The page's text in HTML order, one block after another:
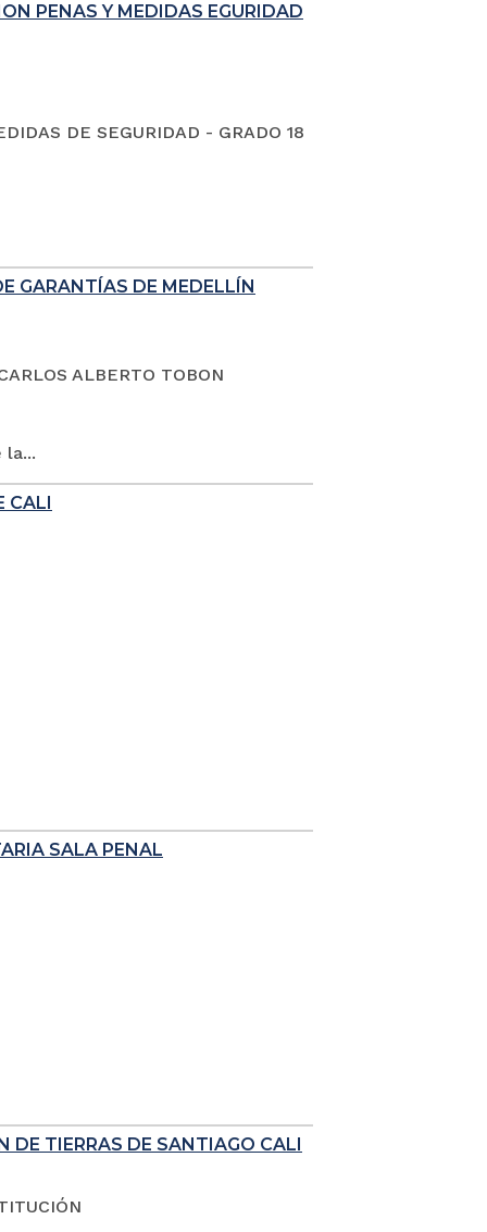
PENAS Y MEDIDAS EGURIDAD
DE SEGURIDAD - GRADO 18
GARANTÍAS DE MEDELLÍN
ALBERTO TOBON
la...
CALI
SALA PENAL
DE TIERRAS DE SANTIAGO CALI